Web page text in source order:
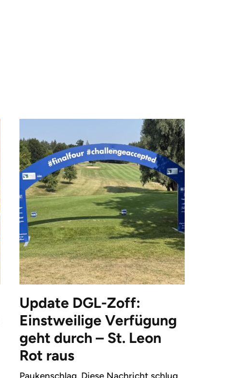
Update DGL-Zoff:
Einstweilige Verfügung
geht durch – St. Leon
Rot raus
Paukenschlag. Diese Nachricht schlug